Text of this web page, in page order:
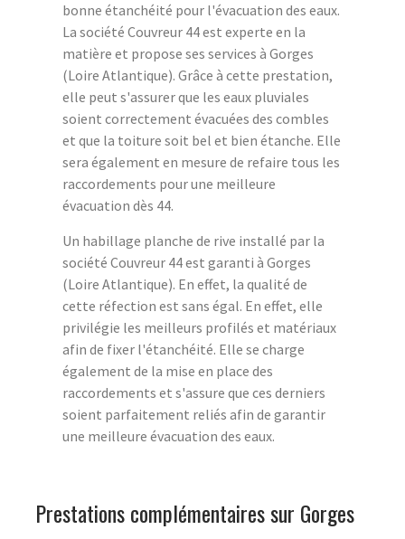
bonne étanchéité pour l'évacuation des eaux.
La société Couvreur 44 est experte en la
matière et propose ses services à Gorges
(Loire Atlantique). Grâce à cette prestation,
elle peut s'assurer que les eaux pluviales
soient correctement évacuées des combles
et que la toiture soit bel et bien étanche. Elle
sera également en mesure de refaire tous les
raccordements pour une meilleure
évacuation dès 44.
Un habillage planche de rive installé par la
société Couvreur 44 est garanti à Gorges
(Loire Atlantique). En effet, la qualité de
cette réfection est sans égal. En effet, elle
privilégie les meilleurs profilés et matériaux
afin de fixer l'étanchéité. Elle se charge
également de la mise en place des
raccordements et s'assure que ces derniers
soient parfaitement reliés afin de garantir
une meilleure évacuation des eaux.
Prestations complémentaires sur Gorges